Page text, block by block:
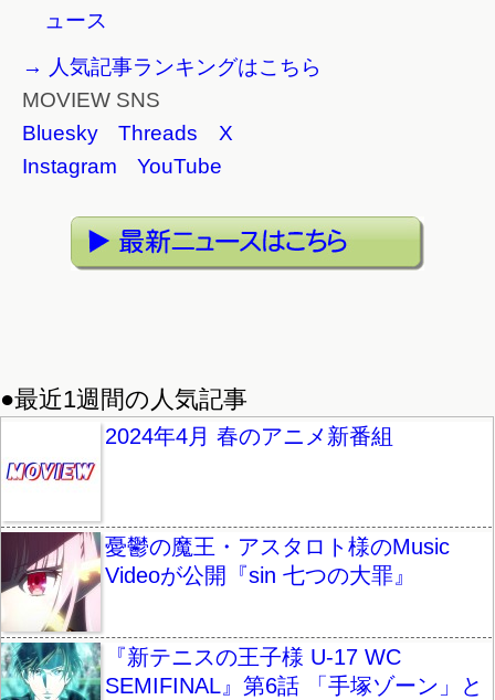
ュース
→ 人気記事ランキングはこちら
MOVIEW SNS
Bluesky
Threads
X
Instagram
YouTube
●最近1週間の人気記事
2024年4月 春のアニメ新番組
憂鬱の魔王・アスタロト様のMusic
Videoが公開『sin 七つの大罪』
『新テニスの王子様 U-17 WC
SEMIFINAL』第6話 「手塚ゾーン」と